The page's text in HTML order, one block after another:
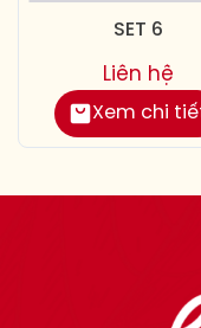
SET 6
Xem chi
Liên hệ